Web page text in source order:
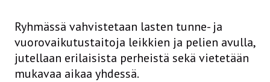
Ryhmässä vahvistetaan lasten tunne- ja
vuorovaikutustaitoja leikkien ja pelien avulla,
jutellaan erilaisista perheistä sekä vietetään
mukavaa aikaa yhdessä.